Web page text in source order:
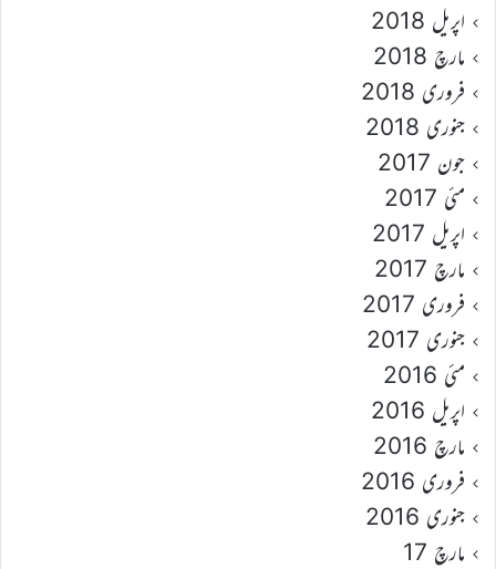
اپریل 2018
مارچ 2018
فروری 2018
جنوری 2018
جون 2017
مئی 2017
اپریل 2017
مارچ 2017
فروری 2017
جنوری 2017
مئی 2016
اپریل 2016
مارچ 2016
فروری 2016
جنوری 2016
مارچ 17